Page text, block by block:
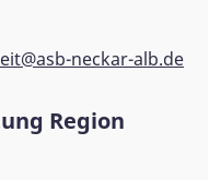
neckar-alb.de
Region